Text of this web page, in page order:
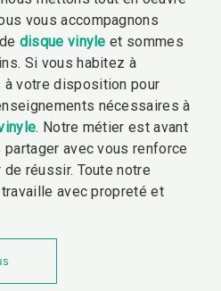
vous accompagnons
disque vinyle et sommes
Si vous habitez à
à votre disposition pour
nécessaires à
. Notre métier est avant
avec vous renforce
réussir. Toute notre
avec propreté et